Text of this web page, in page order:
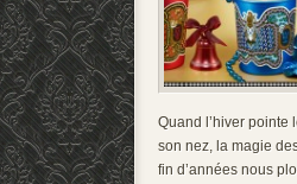
Quand l’hiver pointe
son nez, la magie
fin d’années nous